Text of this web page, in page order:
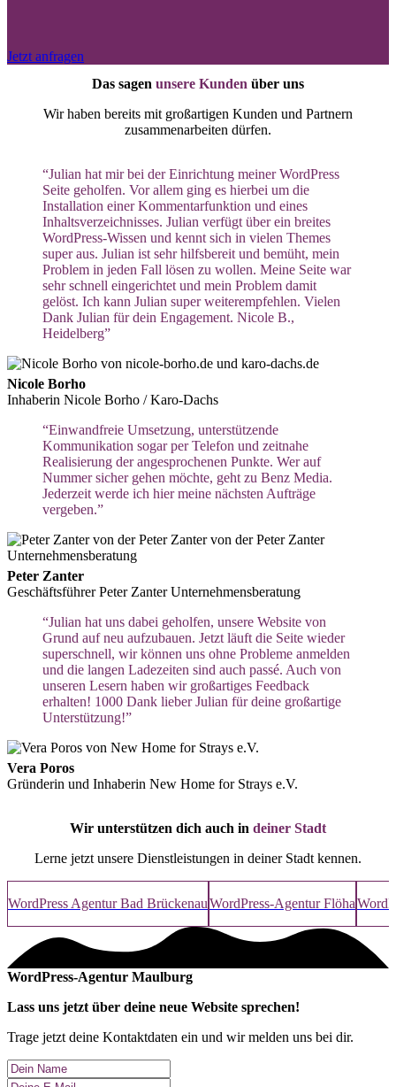
Jetzt anfragen
Das sagen unsere Kunden über uns
Wir haben bereits mit großartigen Kunden und Partnern
zusammenarbeiten dürfen.
“Julian hat mir bei der Einrichtung meiner WordPress
Seite geholfen. Vor allem ging es hierbei um die
Installation einer Kommentarfunktion und eines
Inhaltsverzeichnisses. Julian verfügt über ein breites
WordPress-Wissen und kennt sich in vielen Themes
super aus. Julian ist sehr hilfsbereit und bemüht, mein
Problem in jeden Fall lösen zu wollen. Meine Seite war
sehr schnell eingerichtet und mein Problem damit
gelöst. Ich kann Julian super weiterempfehlen. Vielen
Dank Julian für dein Engagement. Nicole B.,
Heidelberg”
Nicole Borho
Inhaberin Nicole Borho / Karo-Dachs
“Einwandfreie Umsetzung, unterstützende
Kommunikation sogar per Telefon und zeitnahe
Realisierung der angesprochenen Punkte. Wer auf
Nummer sicher gehen möchte, geht zu Benz Media.
Jederzeit werde ich hier meine nächsten Aufträge
vergeben.”
Peter Zanter
Geschäftsführer Peter Zanter Unternehmensberatung
“Julian hat uns dabei geholfen, unsere Website von
Grund auf neu aufzubauen. Jetzt läuft die Seite wieder
superschnell, wir können uns ohne Probleme anmelden
und die langen Ladezeiten sind auch passé. Auch von
unseren Lesern haben wir großartiges Feedback
erhalten! 1000 Dank lieber Julian für deine großartige
Unterstützung!”
Vera Poros
Gründerin und Inhaberin New Home for Strays e.V.
Wir unterstützen dich auch in deiner Stadt
Lerne jetzt unsere Dienstleistungen in deiner Stadt kennen.
WordPress Agentur Bad BrückenauWordPress-Agentur Flöha
WordPress-Agentur Maulburg
Lass uns jetzt über deine neue Website sprechen!
Trage jetzt deine Kontaktdaten ein und wir melden uns bei dir.